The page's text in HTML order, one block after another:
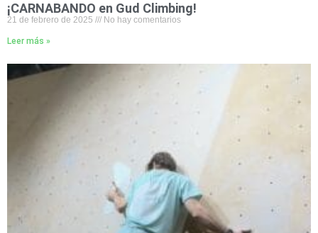
¡CARNABANDO en Gud Climbing!
21 de febrero de 2025 No hay comentarios
Leer más »